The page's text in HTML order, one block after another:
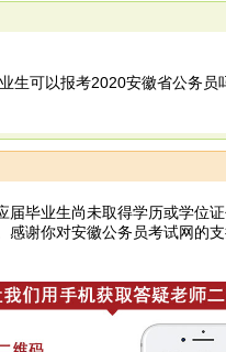
生可以报考2020安徽省公务员
届毕业生尚未取得学历或学位
感谢你对安徽公务员考试网的